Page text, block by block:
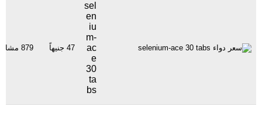
sel
en
iu
m-
ac
e
30
ta
bs
47 جنيهاً 879 مشاهدة